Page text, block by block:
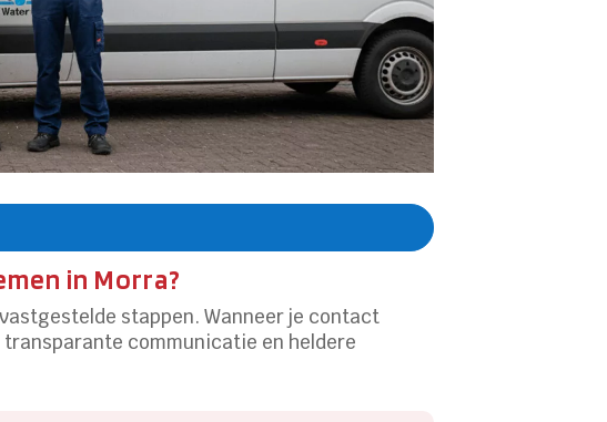
in Morra?
stappen. Wanneer je contact
communicatie en heldere